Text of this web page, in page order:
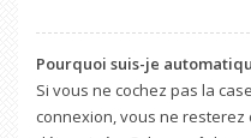
Pourquoi suis-je
Si vous ne cochez pas la case
connexion, vous ne